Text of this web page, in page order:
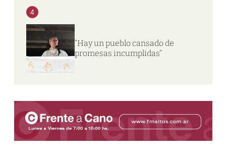
4
“Hay un pueblo cansado de
promesas incumplidas”